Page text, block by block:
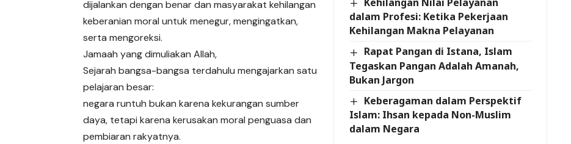
dalam Profesi: Ketika Pekerjaan
Kehilangan Makna Pelayanan
Rapat Pangan di Istana, Islam
Tegaskan Pangan Adalah Amanah,
Bukan Jargon
Keberagaman dalam Perspektif
Islam: Ihsan kepada Non-Muslim
dalam Negara
dijalankan dengan benar dan masyarakat kehilangan
keberanian moral untuk menegur, mengingatkan,
serta mengoreksi.
Jamaah yang dimuliakan Allah,
Sejarah bangsa-bangsa terdahulu mengajarkan satu
pelajaran besar:
negara runtuh bukan karena kekurangan sumber
daya, tetapi karena kerusakan moral penguasa dan
pembiaran rakyatnya.